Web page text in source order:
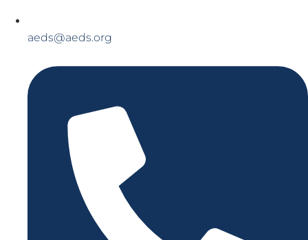
aeds@aeds.org